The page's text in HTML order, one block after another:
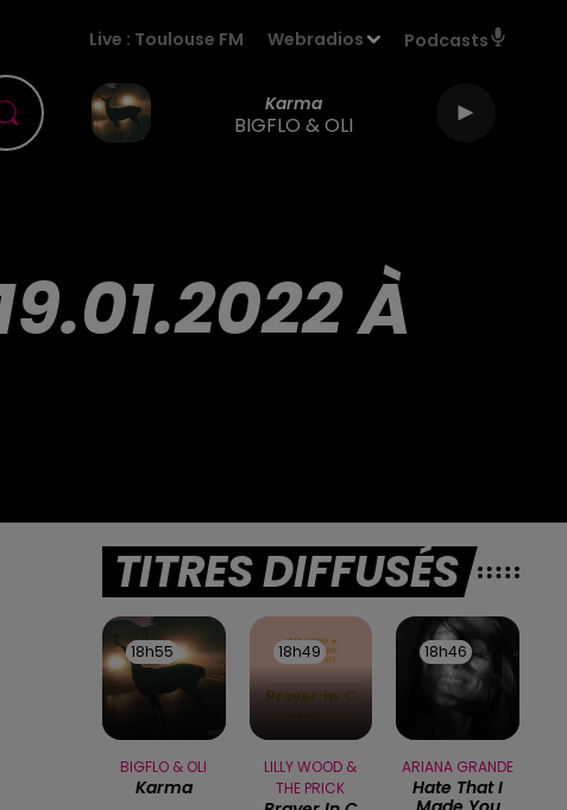
Live : Toulouse FM Webradios Podcasts
Karma
BIGFLO & OLI
À
TITRES DIFFUSÉS
18h55
18h55
BIGFLO & OLI
Karma
18h49
18h49
LILLY WOOD &
THE PRICK
18h46
18h46
ARIANA GRANDE
Hate That I